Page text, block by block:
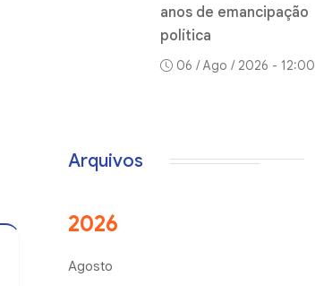
anos de emancipação
política
06 / Ago / 2026 - 12:00
Arquivos
2026
Agosto